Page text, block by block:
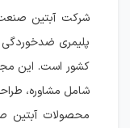
پلیمری ضدخوردگی
کشور است. این
شامل مشاوره،
محصولات آبتین